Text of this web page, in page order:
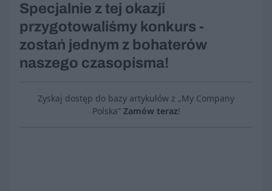
Specjalnie z tej okazji
przygotowaliśmy konkurs -
zostań jednym z bohaterów
naszego czasopisma!
Zyskaj dostęp do bazy artykułów z „My Company
Polska” Zamów teraz!